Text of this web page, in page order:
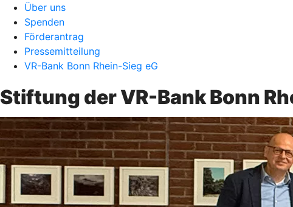
Über uns
Spenden
Förderantrag
Pressemitteilung
VR-Bank Bonn Rhein-Sieg eG
Stiftung der VR-Bank Bonn